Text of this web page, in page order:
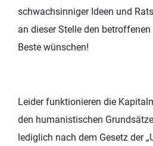
schwachsinniger Ideen und
an dieser Stelle den
Beste wünschen!
Leider funktionieren die
den humanistischen
lediglich nach dem Gesetz der